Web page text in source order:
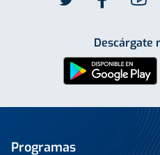
Descárgate
Programas